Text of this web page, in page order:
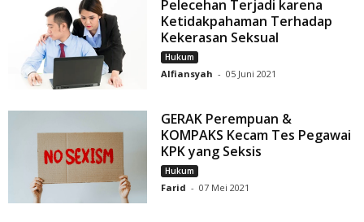
Pelecehan Terjadi karena
Ketidakpahaman Terhadap
Kekerasan Seksual
Hukum
Alfiansyah - 05 Juni 2021
GERAK Perempuan &
KOMPAKS Kecam Tes Pegawai
KPK yang Seksis
Hukum
Farid - 07 Mei 2021